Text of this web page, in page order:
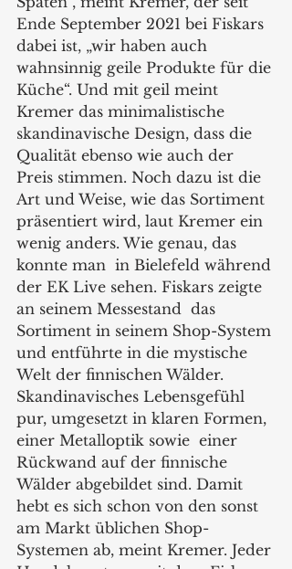
Ende September 2021 bei Fiskars
dabei ist, „wir haben auch
wahnsinnig geile Produkte für die
Küche“. Und mit geil meint
Kremer das minimalistische
skandinavische Design, dass die
Qualität ebenso wie auch der
Preis stimmen. Noch dazu ist die
Art und Weise, wie das Sortiment
präsentiert wird, laut Kremer ein
wenig anders. Wie genau, das
konnte man  in Bielefeld während
der EK Live sehen. Fiskars zeigte
an seinem Messestand  das
Sortiment in seinem Shop-System
und entführte in die mystische
Welt der finnischen Wälder.
Skandinavisches Lebensgefühl
pur, umgesetzt in klaren Formen,
einer Metalloptik sowie  einer
Rückwand auf der finnische
Wälder abgebildet sind. Damit
hebt es sich schon von den sonst
am Markt üblichen Shop-
Systemen ab, meint Kremer. Jeder